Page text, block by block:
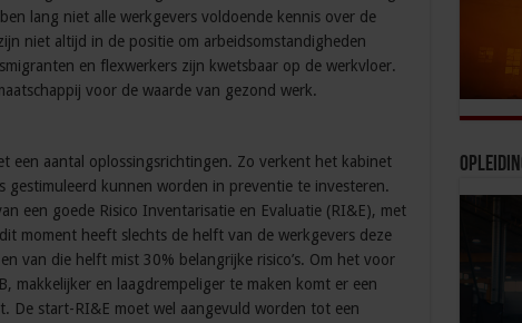
lang niet alle werkgevers voldoende kennis over de
niet altijd in de positie om arbeidsomstandigheden
en flexwerkers zijn kwetsbaar op de werkvloer.
voor de waarde van gezond werk.
een aantal oplossingsrichtingen. Zo verkent het kabinet
gestimuleerd kunnen worden in preventie te investeren.
een goede Risico Inventarisatie en Evaluatie (RI&E), met
moment heeft slechts de helft van de werkgevers deze
van die helft mist 30% belangrijke risico’s. Om het voor
makkelijker en laagdrempeliger te maken komt er een
De start-RI&E moet wel aangevuld worden tot een